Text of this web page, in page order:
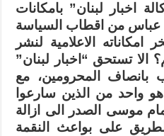
اخبار لبنان” بامكانات
عباس من اقطاب السياسة
امكاناته الاعلامية لنشر
الا تستحق “اخبار لبنان”
بانصاف المحرومين، مع
واحد من الذين سارعوا
موسى الصدر الى ازالة
على بواعث النقمة